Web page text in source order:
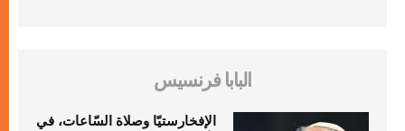
البابا فرنسيس
الإفخارستيّا وصلاة السّاعات، في